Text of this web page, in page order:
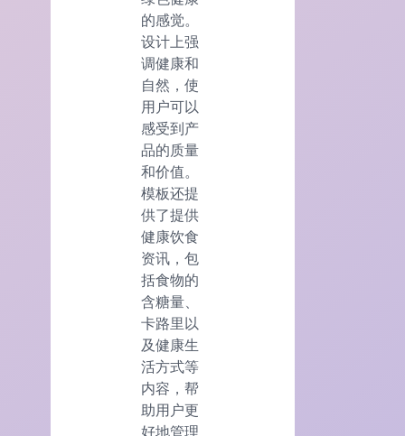
的感觉。
设计上强
调健康和
自然，使
用户可以
感受到产
品的质量
和价值。
模板还提
供了提供
健康饮食
资讯，包
括食物的
含糖量、
卡路里以
及健康生
活方式等
内容，帮
助用户更
好地管理